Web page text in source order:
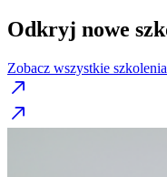
Odkryj nowe
Zobacz wszystkie szkolenia